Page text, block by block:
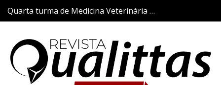
SkipQuarta turma de Medicina Veterinária da
Qualittas inicia trajetória acadêmica com